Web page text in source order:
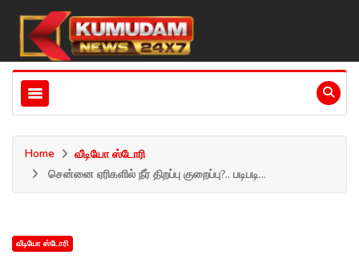
Home
வீடியோ ஸ்டோரி
சென்னை ஏரிகளில் நீர் திறப்பு குறைப்பு?.. படிபடி...
வீடியோ ஸ்டோரி